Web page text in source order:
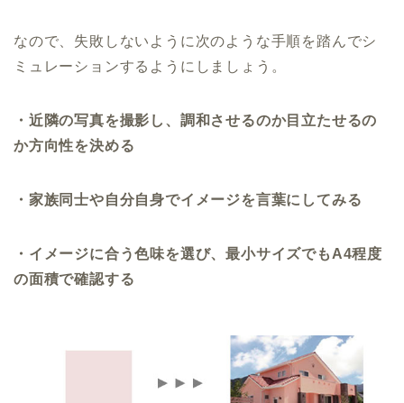
なので、失敗しないように次のような手順を踏んでシ
ミュレーションするようにしましょう。
・近隣の写真を撮影し、調和させるのか目立たせるの
か方向性を決める
・家族同士や自分自身でイメージを言葉にしてみる
・イメージに合う色味を選び、最小サイズでもA4程度
の面積で確認する